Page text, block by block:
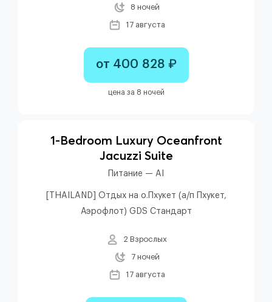
8 ночей
17 августа
от 400 828 ₽
цена за 8 ночей
1-Bedroom Luxury Oceanfront
Jacuzzi Suite
Питание — AI
[THAILAND] Отдых на о.Пхукет (а/п Пхукет,
Аэрофлот) GDS Стандарт
2 Взрослых
7 ночей
17 августа